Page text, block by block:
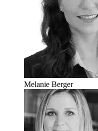
Melanie Berger